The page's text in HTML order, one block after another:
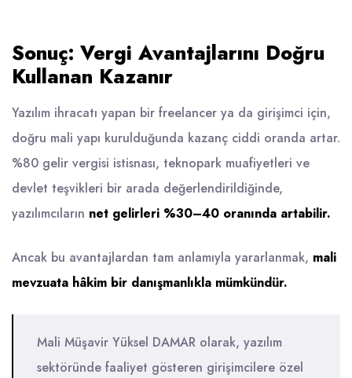
Sonuç: Vergi Avantajlarını Doğru
Kullanan Kazanır
Yazılım ihracatı yapan bir freelancer ya da girişimci için,
doğru mali yapı kurulduğunda kazanç ciddi oranda artar.
%80 gelir vergisi istisnası, teknopark muafiyetleri ve
devlet teşvikleri bir arada değerlendirildiğinde,
yazılımcıların net gelirleri %30–40 oranında artabilir.
Ancak bu avantajlardan tam anlamıyla yararlanmak, mali
mevzuata hâkim bir danışmanlıkla mümkündür.
Mali Müşavir Yüksel DAMAR olarak, yazılım
sektöründe faaliyet gösteren girişimcilere özel